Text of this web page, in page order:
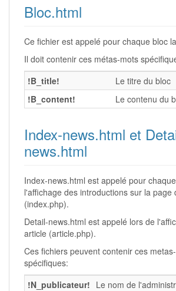
Bloc.html
Ce fichier est appelé pour chaque bloc
Il doit contenir ces métas-mots
!B_title!
Le titre du bloc
!B_content!
Le contenu du
Index-news.html et
news.html
Index-news.html est appelé pour chaque
l'affichage des introductions sur la page
(index.php).
Detail-news.html est appelé lors de
article (article.php).
Ces fichiers peuvent contenir ces
spécifiques:
!N_publicateur! Le nom de